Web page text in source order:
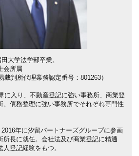
大学法学部卒業。
会所属
裁判所代理業務認定番号：801263）
に入り、不動産登記に強い事務所、商業登
、債務整理に強い事務所でそれぞれ専門性
年に汐留パートナーズグループに参画
所長に就任。会社法及び商業登記に精通
登記経験をもつ。